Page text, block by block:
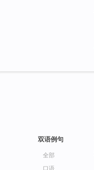
双语例句
全部
口语